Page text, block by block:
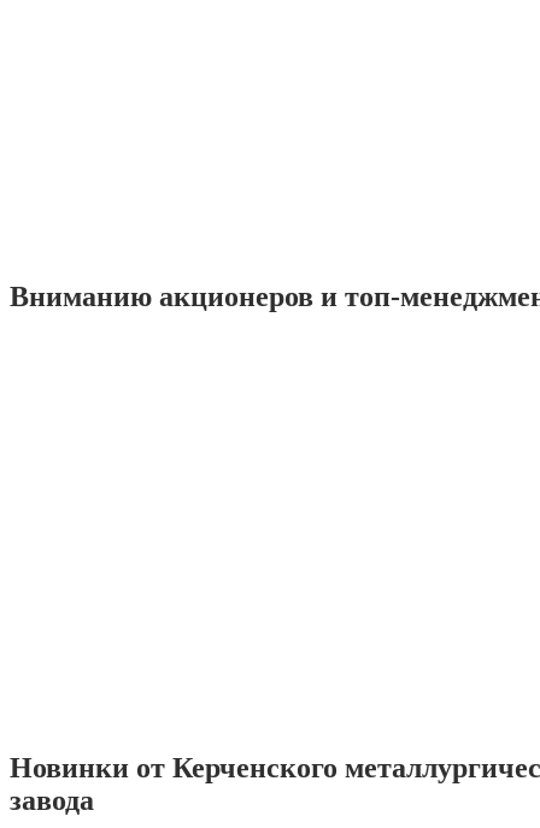
Вниманию акционеров и топ-
Новинки от Керченского
завода